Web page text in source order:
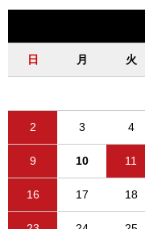
日 月 火
2 3 4
9 10 11
16 17 18